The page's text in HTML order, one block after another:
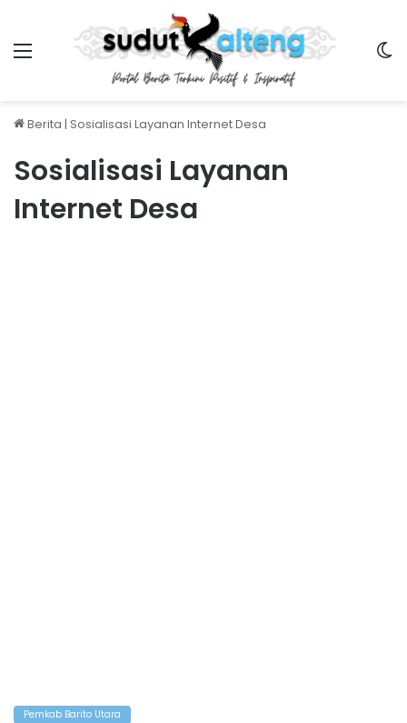
Berita | Sosialisasi Layanan Internet Desa
Sosialisasi Layanan
Internet Desa
Pemkab Barito Utara